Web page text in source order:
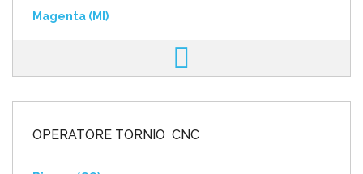
Magenta (MI)
OPERATORE TORNIO CNC